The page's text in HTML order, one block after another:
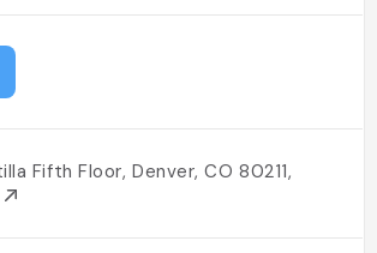
Fifth Floor, Denver, CO 80211,